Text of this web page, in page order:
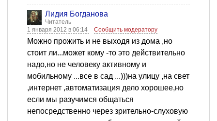
Лидия Богданова
Читатель
1 января 2012 в 06:14
Сообщить модератору
Можно прожить и не выходя из дома ,но
стоит ли...может кому -то это действительно
надо,но не человеку активному и
мобильному ...все в сад ...)))на улицу ,на свет
,интернет ,автоматизация дело хорошее,но
если мы разучимся общаться
непосредственно через зрительно-слуховую